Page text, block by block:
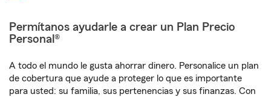
Permítanos ayudarle a crear un Plan Precio
Personal®
A todo el mundo le gusta ahorrar dinero. Personalice un plan
de cobertura que ayude a proteger lo que es importante
para usted: su familia, sus pertenencias y sus finanzas. Con